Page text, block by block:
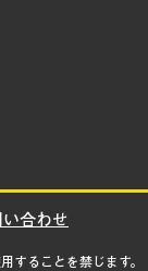
い合わせ
することを禁じます。